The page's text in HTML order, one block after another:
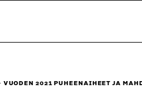
VUODEN 2021 PUHEENAIHEET JA